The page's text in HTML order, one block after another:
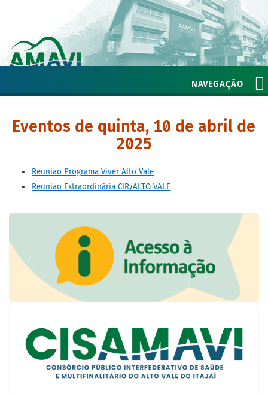
NAVEGAÇÃO
Eventos de quinta, 10 de abril de
2025
Reunião Programa Viver Alto Vale
Reunião Extraordinária CIR/ALTO VALE